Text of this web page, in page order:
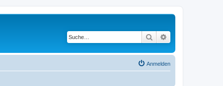
Suche
Anmelden